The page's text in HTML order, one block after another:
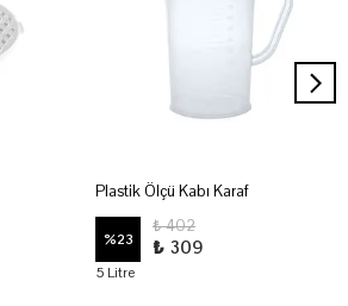
Plastik Ölçü Kabı Karaf
%23
₺ 402
₺ 309
5 Litre